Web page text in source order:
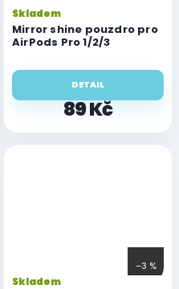
Mirror shine pouzdro pro
AirPods Pro 1/2/3
Skladem
89 Kč
DETAIL
–3 %
Skladem